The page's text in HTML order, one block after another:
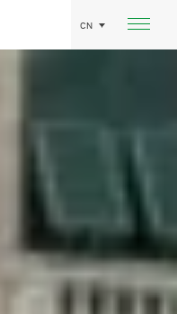
CN